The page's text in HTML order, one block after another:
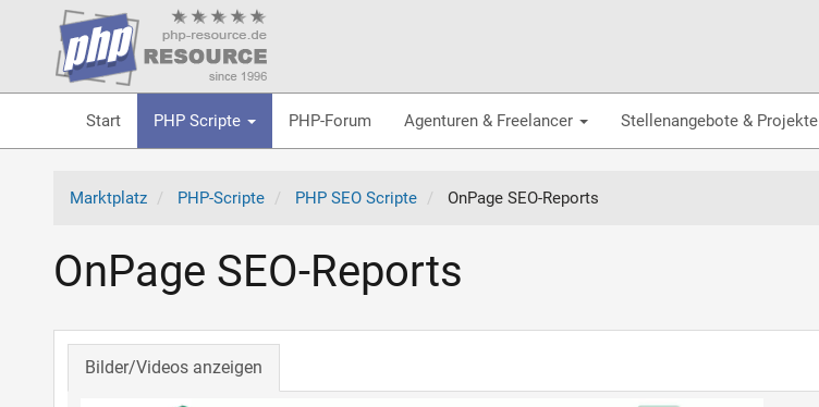
Start PHP Scripte PHP-Forum Agenturen & Freelancer Stellenangebote & Projekte
Marktplatz PHP-Scripte PHP SEO Scripte OnPage SEO-Reports
OnPage SEO-Reports
Bilder/Videos anzeigen